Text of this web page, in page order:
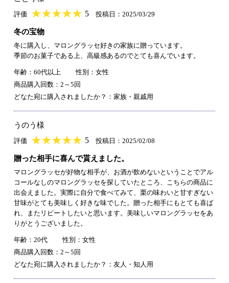
評価 ★★★★★
★★★★★ 5 投稿日：2025/03/29
冬の宝物
冬に購入し、マロングラッセ好きの家族に贈っています。
季節のお菓子である上、高級感あるのでとても喜んでいます。
年齢：60代以上
性別：女性
商品購入回数：2～5回
どなた宛に購入されましたか？：家族・親戚用
うのう様
評価 ★★★★★
★★★★★ 5 投稿日：2025/02/08
贈った相手に喜んで貰えました。
マロングラッセが好物な相手が、お酒が飲めないということでアル
コールなしのマロングラッセを探していたところ、こちらの商品に
出会えました。実際に自分で食べてみて、栗の味わいと甘すぎない
甘味がとても美味しく好きな味でした。贈った相手にもとても喜ば
れ、またリピートしたいと思います。美味しいマロングラッセをあ
りがとうございました。
年齢：20代
性別：女性
商品購入回数：2～5回
どなた宛に購入されましたか？：友人・知人用